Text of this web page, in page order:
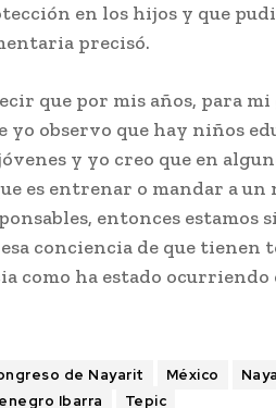
en los hijos y que
precisó.
que por mis años, para
observo que hay niños
y yo creo que en
es entrenar o mandar a
entonces estamos
conciencia de que tienen
como ha estado ocurriendo
de Nayarit México
Ibarra
Tepic